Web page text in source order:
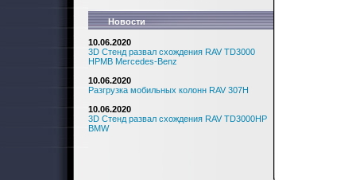
Новости
10.06.2020
3D Стенд развал схождения RAV TD3000
HPMB Mercedes-Benz
10.06.2020
Разгрузка мобильных колонн RAV 307H
10.06.2020
3D Стенд развал схождения RAV TD3000HP
BMW